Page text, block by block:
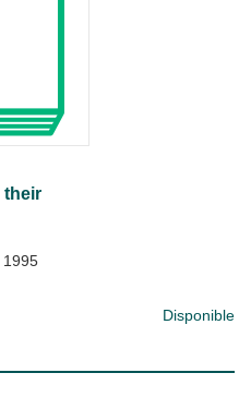
their
1995
Disponible